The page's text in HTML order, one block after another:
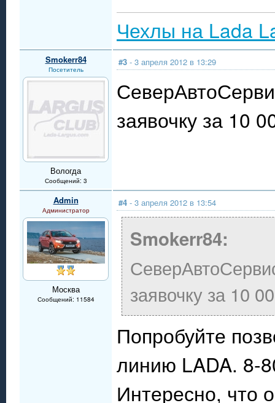
Чехлы на Lada
Smokerr84
Посетитель
Вологда
Сообщений: 3
#3 - 3 апреля 2012 в 13:29
заявочку за 10
Admin
Администратор
Москва
Сообщений: 11584
#4 - 3 апреля 2012 в 13:54
Smokerr84:
заявочку за 10
Попробуйте
линию LADA. 8-
Интересно, что